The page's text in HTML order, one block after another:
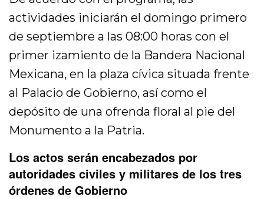
actividades iniciarán el domingo primero
de septiembre a las 08:00 horas con el
primer izamiento de la Bandera Nacional
Mexicana, en la plaza cívica situada frente
al Palacio de Gobierno, así como el
depósito de una ofrenda floral al pie del
Monumento a la Patria.
Los actos serán encabezados por
autoridades civiles y militares de los tres
órdenes de Gobierno